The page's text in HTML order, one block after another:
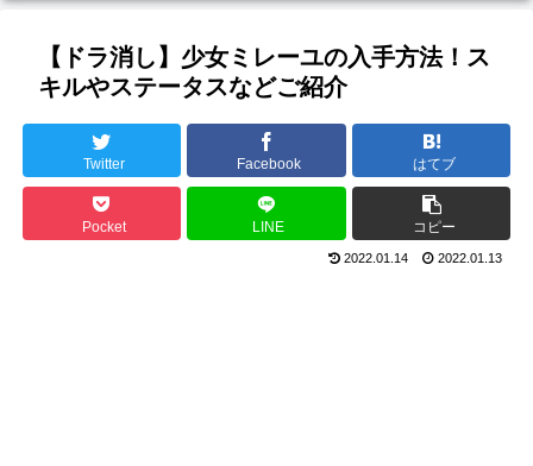
【ドラ消し】少女ミレーユの入手方法！ス
キルやステータスなどご紹介
Twitter Facebook はてブ
Pocket LINE コピー
2022.01.14 2022.01.13